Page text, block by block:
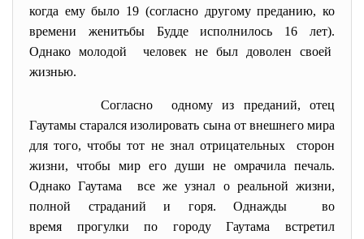
когда ему было 19 (согласно другому преданию, ко
времени женитьбы Будде исполнилось 16 лет).
Однако молодой человек не был доволен своей
жизнью.
Согласно одному из преданий, отец
Гаутамы старался изолировать сына от внешнего мира
для того, чтобы тот не знал отрицательных сторон
жизни, чтобы мир его души не омрачила печаль.
Однако Гаутама все же узнал о реальной жизни,
полной страданий и горя. Однажды во
время прогулки по городу Гаутама встретил